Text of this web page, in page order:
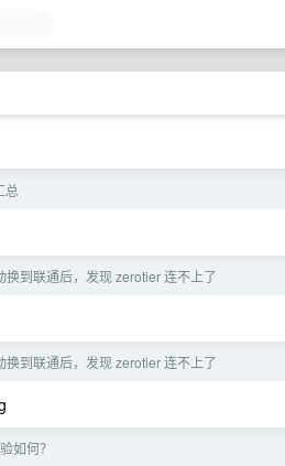
总
换到联通后，发现 zerotier 连不上了
换到联通后，发现 zerotier 连不上了
如何？